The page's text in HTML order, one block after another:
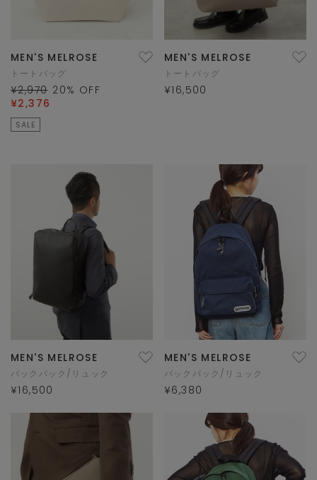
MEN'S MELROSE
トートバッグ
¥2,970 20% OFF
¥2,376
SALE
MEN'S MELROSE
トートバッグ
¥16,500
MEN'S MELROSE
バックパック/リュック
¥16,500
MEN'S MELROSE
バックパック/リュック
¥6,380